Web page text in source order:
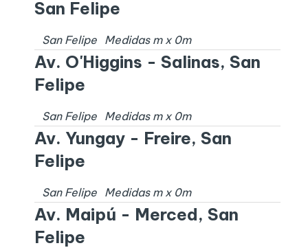
San Felipe
San Felipe Medidas m x 0m
Av. O'Higgins - Salinas, San
Felipe
San Felipe Medidas m x 0m
Av. Yungay - Freire, San
Felipe
San Felipe Medidas m x 0m
Av. Maipú - Merced, San
Felipe